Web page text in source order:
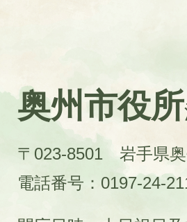
奥州市役所
〒023-8501 岩手県
電話番号：0197-24-